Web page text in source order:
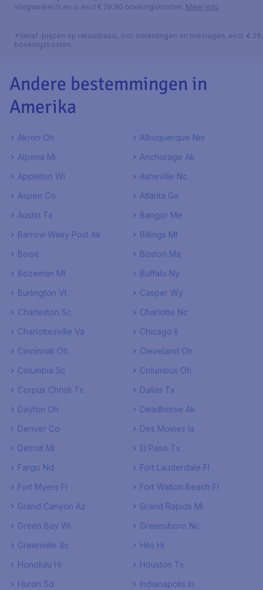
vliegwinkel.nl en is excl € 29,90 boekingskosten. Meer info
*Vanaf-prijzen op retourbasis, incl. belastingen en toeslagen, excl. €
boekingskosten.
Andere bestemmingen in
Amerika
Akron Oh
Albuquerque Nm
Alpena Mi
Anchorage Ak
Appleton Wi
Asheville Nc
Aspen Co
Atlanta Ga
Austin Tx
Bangor Me
Barrow Wiley Post Ak
Billings Mt
Boise
Boston Ma
Bozeman Mt
Buffalo Ny
Burlington Vt
Casper Wy
Charleston Sc
Charlotte Nc
Charlottesville Va
Chicago Il
Cincinnati Oh
Cleveland Oh
Columbia Sc
Columbus Oh
Corpus Christi Tx
Dallas Tx
Dayton Oh
Deadhorse Ak
Denver Co
Des Moines Ia
Detroit Mi
El Paso Tx
Fargo Nd
Fort Lauderdale Fl
Fort Myers Fl
Fort Walton Beach Fl
Grand Canyon Az
Grand Rapids Mi
Green Bay Wi
Greensboro Nc
Greenville Sc
Hilo Hi
Honolulu Hi
Houston Tx
Huron Sd
Indianapolis In